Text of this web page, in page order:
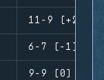
11-9 (+2)
6-7 (-1)
9-9 (0)